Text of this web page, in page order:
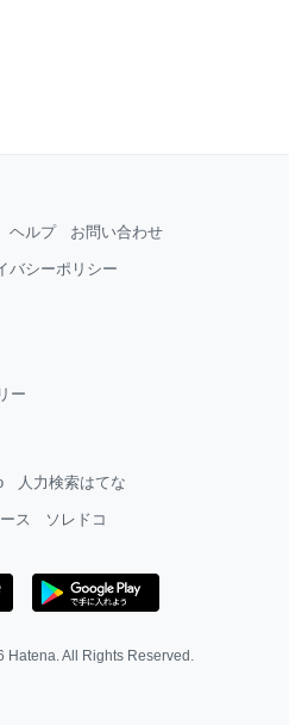
ヘルプ お問い合わせ
バシーポリシー
ー
人力検索はてな
ス ソレドコ
Hatena. All Rights Reserved.